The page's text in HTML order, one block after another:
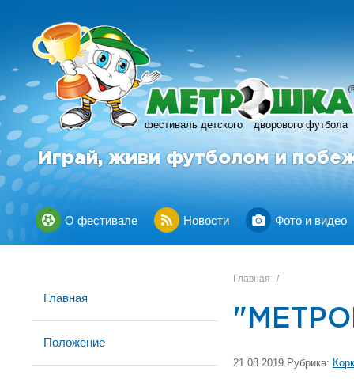
фестиваль детского дворового футбола
R
Играй, живи футболом и
О фестивале Новости Фото и видео
Главная
Положение
Главная /
21.08.2019 Рубрика: